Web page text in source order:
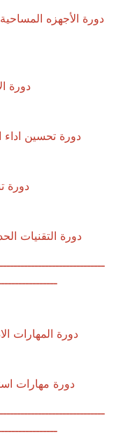
دورة الأجهزه
دورة
دورة تحسين اداء
دورة
دورة التقنيات
دورة المهارات
دورة مهارات